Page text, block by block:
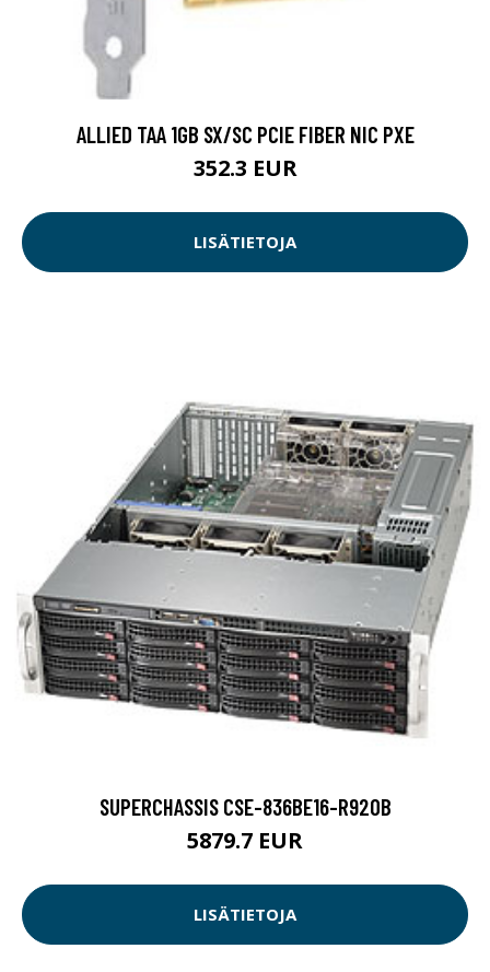
ALLIED TAA 1GB SX/SC PCIE FIBER NIC PXE
352.3 EUR
LISÄTIETOJA
SUPERCHASSIS CSE-836BE16-R920B
5879.7 EUR
LISÄTIETOJA